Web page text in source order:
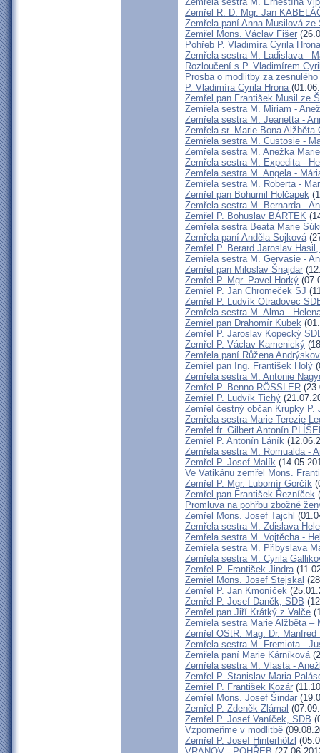
Zemřel R. D. Mgr. Jan
Zemřela paní Anna Musilová ze
Zemřel Mons. Václav Fišer
Pohřeb P. Vladimíra Cyrila Hrona
Zemřela sestra M. Ladislava -
Rozloučení s P. Vladimírem
Prosba o modlitby za zesnulého
P. Vladimíra Cyrila Hrona
Zemřel pan František Musil ze
Zemřela sestra M. Miriam -
Zemřela sestra M. Jeanetta -
Zemřela sr. Marie Bona
Zemřela sestra M. Custosie -
Zemřela sestra M. Anežka
Zemřela sestra M. Expedita -
Zemřela sestra M. Angela -
Zemřela sestra M. Roberta -
Zemřel pan Bohumil Holčapek
Zemřela sestra M. Bernarda -
Zemřel P. Bohuslav BÁRTEK
Zemřela sestra Beata Marie
Zemřela paní Anděla Sojková
Zemřel P. Berard Jaroslav
Zemřela sestra M. Gervasie -
Zemřel pan Miloslav Šnajdar
Zemřel P. Mgr. Pavel Horký
Zemřel P. Jan Chromeček SJ
Zemřel P. Ludvík Otradovec
Zemřela sestra M. Alma -
Zemřel pan Drahomír Kubek
Zemřel P. Jaroslav Kopecký
Zemřel P. Václav Kamenický
Zemřela paní Růžena
Zemřel pan Ing. František Holý
Zemřela sestra M. Antonie
Zemřel P. Benno RÖSSLER
Zemřel P. Ludvík Tichý
Zemřel čestný občan Krupky P.
Zemřela sestra Marie Terezie
Zemřel fr. Gilbert Antonín
Zemřel P. Antonín Láník
Zemřela sestra M. Romualda -
Zemřel P. Josef Malík
Ve Vatikánu zemřel Mons.
Zemřel P. Mgr. Lubomír Gorčík
Zemřel pan František Řezníček
Promluva na pohřbu zbožné
Zemřel Mons. Josef Tajchl
Zemřela sestra M. Zdislava
Zemřela sestra M. Vojtěcha -
Zemřela sestra M. Přibyslava
Zemřela sestra M. Cyrila
Zemřel P. František Jindra
Zemřel Mons. Josef Stejskal
Zemřel P. Jan Kmoníček
Zemřel P. Josef Daněk, SDB
Zemřel pan Jiří Krátký z Valče
Zemřela sestra Marie Alžběta –
Zemřel OStR. Mag. Dr. Manfred
Zemřela sestra M. Fremiota -
Zemřela paní Marie Kárníková
Zemřela sestra M. Vlasta -
Zemřel P. Stanislav Maria
Zemřel P. František Kozár
Zemřel Mons. Josef Šindar
Zemřel P. Zdeněk Zlámal
Zemřel P. Josef Vaníček, SDB
Vzpomeňme v modlitbě
Zemřel P. Josef Hinterhölzl